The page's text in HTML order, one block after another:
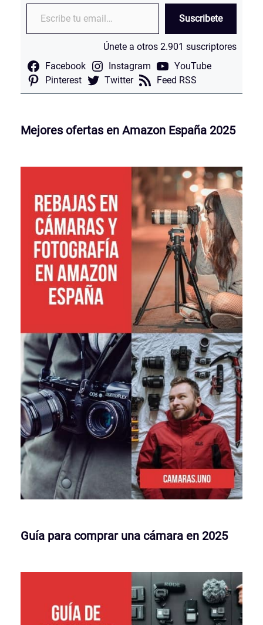
Escribe tu email…
Suscribete
Únete a otros 2.901 suscriptores
Facebook Instagram
YouTube
Pinterest
Twitter Feed RSS
Mejores ofertas en Amazon España 2025
Guía para comprar una cámara en 2025